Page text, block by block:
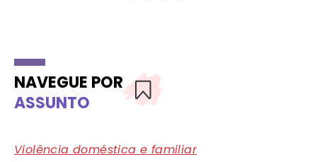
NAVEGUE POR
ASSUNTO
Violência doméstica e familiar